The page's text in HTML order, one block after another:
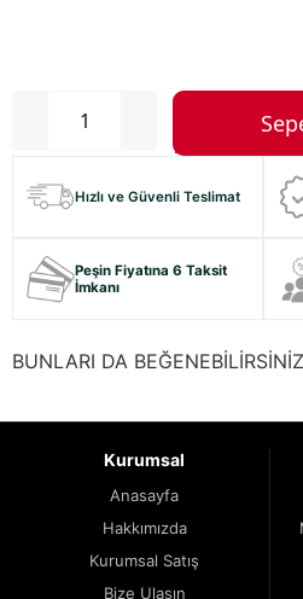
Hızlı ve Güvenli Teslimat
Peşin Fiyatına 6 Taksit
İmkanı
BUNLARI DA BEĞENEBİLİRSİNİZ
Kurumsal
Anasayfa
Hakkımızda
Kurumsal Satış
Bize Ulaşın